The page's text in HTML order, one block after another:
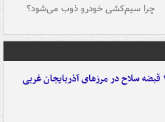
چرا سیم‌کشی خودرو ذوب می‌شود؟